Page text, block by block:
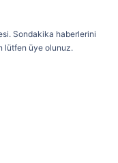
Sondakika haberlerini
lütfen üye olunuz.